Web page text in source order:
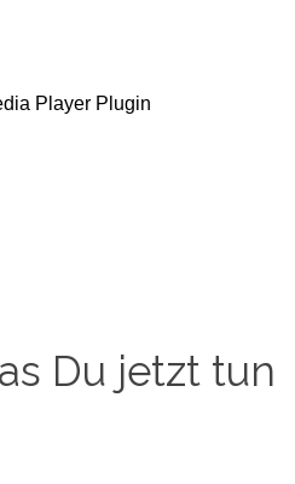
Player Plugin
Du jetzt tun